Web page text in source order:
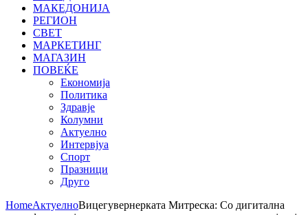
МАКЕДОНИЈА
РЕГИОН
СВЕТ
МАРКЕТИНГ
МАГАЗИН
ПОВЕЌЕ
Економија
Политика
Здравје
Колумни
Актуелно
Интервјуа
Спорт
Празници
Друго
HomeАктуелноВицегувернерката Митреска: Со дигитална